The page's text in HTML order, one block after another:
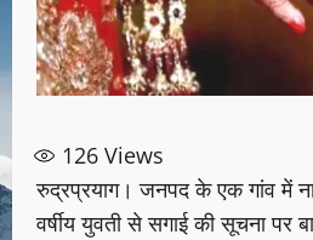
126 Views
रुद्रप्रयाग। जनपद के एक गांव में
वर्षीय युवती से सगाई की सूचना पर